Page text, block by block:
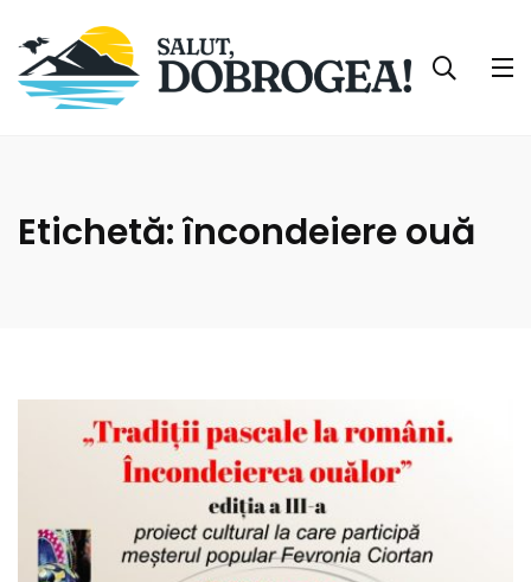
Etichetă:încondeiere ouă